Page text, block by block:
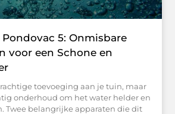
5: Onmisbare
voor een Schone en
toevoeging aan je tuin, maar
onderhoud om het water helder en
Twee belangrijke apparaten die dit